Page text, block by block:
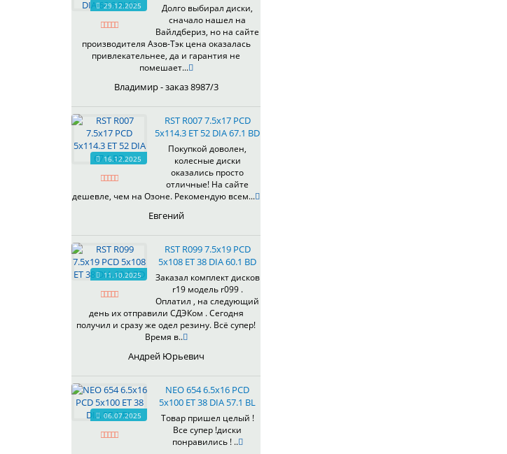
29.12.2025
Долго выбирал диски,
сначало нашел на
Вайлдбериз, но на сайте
производителя Азов-Тэк цена оказалась
привлекательнее, да и гарантия не
помешает...
Владимир - заказ 8987/3
16.12.2025
RST R007 7.5x17 PCD
5x114.3 ET 52 DIA 67.1 BD
Покупкой доволен,
колесные диски
оказались просто
отличные! На сайте
дешевле, чем на Озоне. Рекомендую всем...
Евгений
11.10.2025
RST R099 7.5x19 PCD
5x108 ET 38 DIA 60.1 BD
Заказал комплект дисков
r19 модель r099 .
Оплатил , на следующий
день их отправили СДЭКом . Сегодня
получил и сразу же одел резину. Всё супер!
Время в..
Андрей Юрьевич
06.07.2025
NEO 654 6.5x16 PCD
5x100 ET 38 DIA 57.1 BL
Товар пришел целый !
Все супер !диски
понравились ! ..